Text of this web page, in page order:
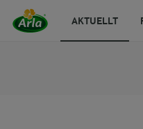
AKTUELLT